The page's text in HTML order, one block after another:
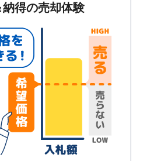
納得の売却体験